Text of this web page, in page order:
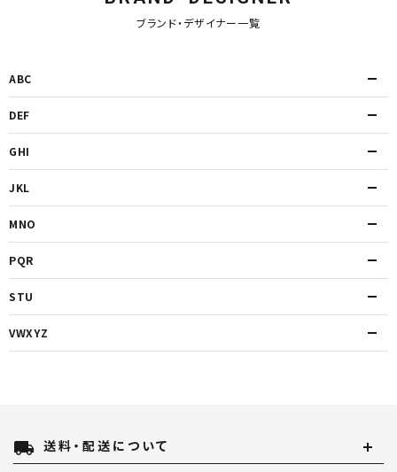
ブランド・デザイナー一覧
ABC
DEF
GHI
JKL
MNO
PQR
STU
VWXYZ
local_shipping 送料・配送について